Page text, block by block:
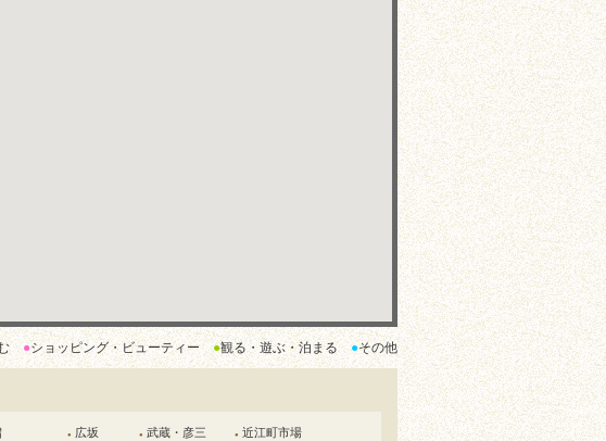
む●ショッピング・ビューティー●観る・遊ぶ・泊まる●その他
● 広坂 ● 武蔵・彦三 ● 近江町市場